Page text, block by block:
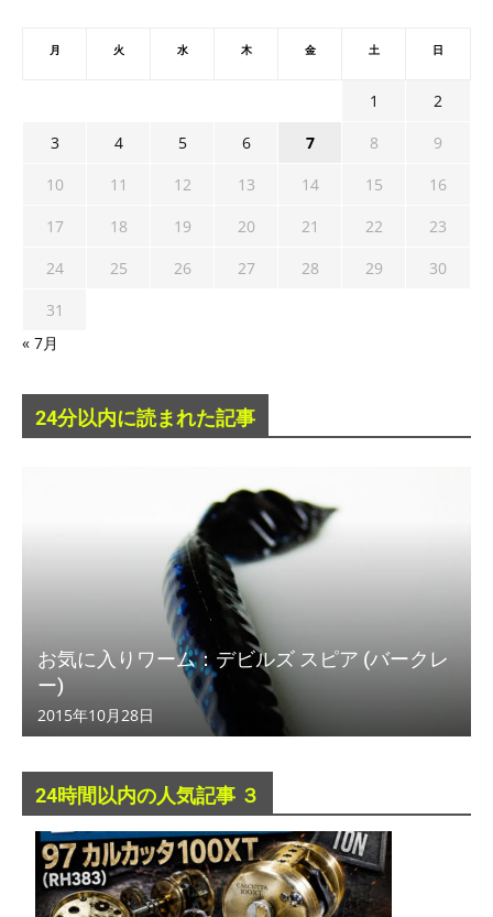
月 火 水 木 金 土 日
1
2
3
4 5 6 7 8
9
10
11 12 13 14 15
16
17
18 19 20 21 22
23
24
25 26 27 28 29
30
31
« 7月
24分以内に読まれた記事
お気に入りワーム：デビルズ スピア (バークレ
ー)
2015年10月28日
24時間以内の人気記事 ３